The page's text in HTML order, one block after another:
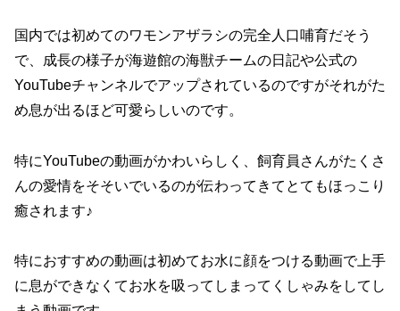
国内では初めてのワモンアザラシの完全人口哺育だそう
で、成長の様子が海遊館の海獣チームの日記や公式の
YouTubeチャンネルでアップされているのですがそれがた
め息が出るほど可愛らしいのです。
特にYouTubeの動画がかわいらしく、飼育員さんがたくさ
んの愛情をそそいでいるのが伝わってきてとてもほっこり
癒されます♪
特におすすめの動画は初めてお水に顔をつける動画で上手
に息ができなくてお水を吸ってしまってくしゃみをしてし